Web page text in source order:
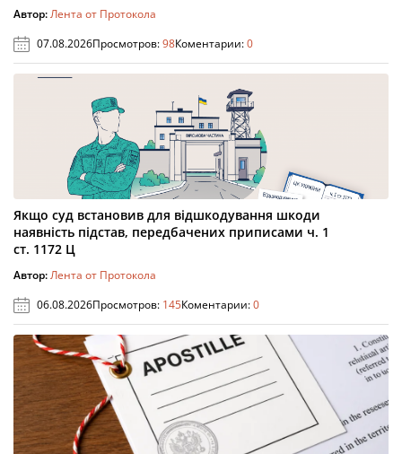
Автор:Лента от Протокола
07.08.2026Просмотров:98Коментарии:0
Якщо суд встановив для відшкодування шкоди
наявність підстав, передбачених приписами ч. 1
ст. 1172 Ц
Автор:Лента от Протокола
06.08.2026Просмотров: 145Коментарии:0